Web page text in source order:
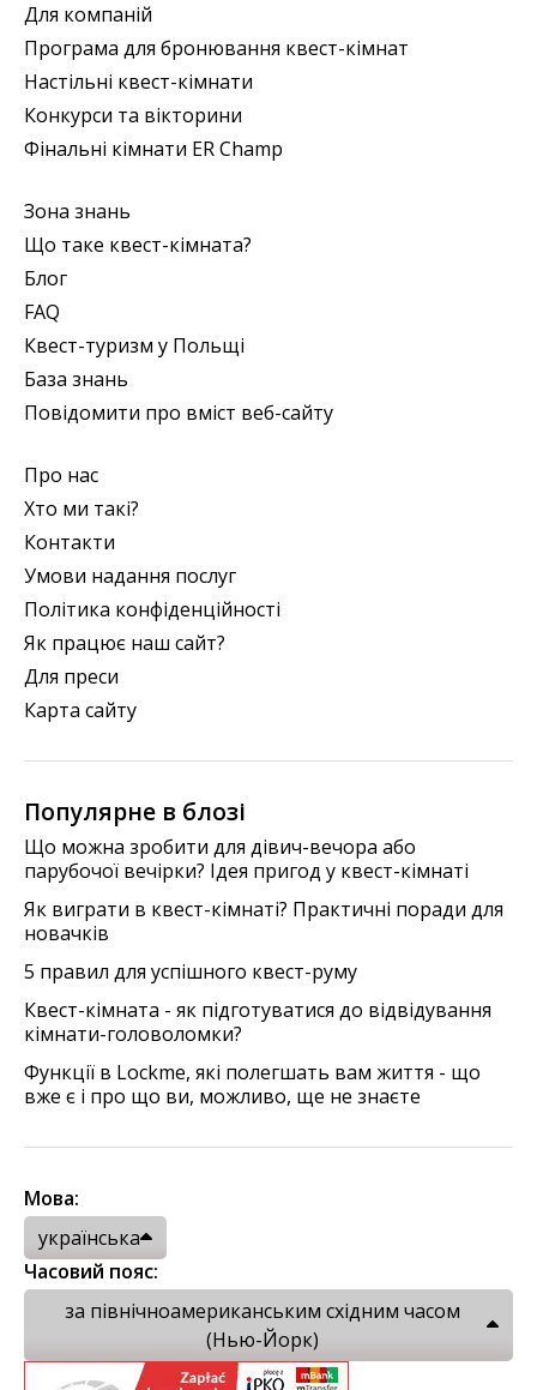
Для компаній
Програма для бронювання квест-кімнат
Настільні квест-кімнати
Конкурси та вікторини
Фінальні кімнати ER Champ
Зона знань
Що таке квест-кімната?
Блог
FAQ
Квест-туризм у Польщі
База знань
Повідомити про вміст веб-сайту
Про нас
Хто ми такі?
Контакти
Умови надання послуг
Політика конфіденційності
Як працює наш сайт?
Для преси
Карта сайту
Популярне в блозі
Що можна зробити для дівич-вечора або
парубочої вечірки? Ідея пригод у квест-кімнаті
Як виграти в квест-кімнаті? Практичні поради для
новачків
5 правил для успішного квест-руму
Квест-кімната - як підготуватися до відвідування
кімнати-головоломки?
Функції в Lockme, які полегшать вам життя - що
вже є і про що ви, можливо, ще не знаєте
Мова:
українська
Часовий пояс:
за північноамериканським східним часом
(Нью-Йорк)